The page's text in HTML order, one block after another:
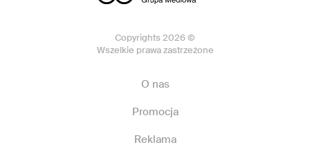
Copyrights 2026 ©
Wszelkie prawa zastrzeżone
O nas
Promocja
Reklama